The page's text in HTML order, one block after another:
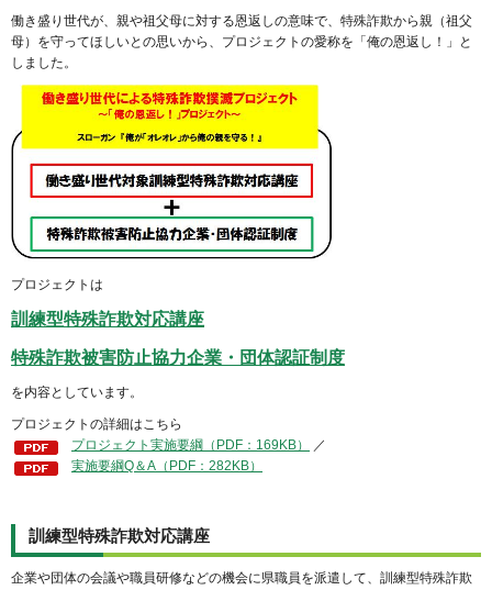
働き盛り世代が、親や祖父母に対する恩返しの意味で、特殊詐欺から親（祖父
母）を守ってほしいとの思いから、プロジェクトの愛称を「俺の恩返し！」と
しました。
プロジェクトは
訓練型特殊詐欺対応講座
特殊詐欺被害防止協力企業・団体認証制度
を内容としています。
プロジェクトの詳細はこちら
プロジェクト実施要綱（PDF：169KB）
／
実施要綱Q＆A（PDF：282KB）
訓練型特殊詐欺対応講座
企業や団体の会議や職員研修などの機会に県職員を派遣して、訓練型特殊詐欺